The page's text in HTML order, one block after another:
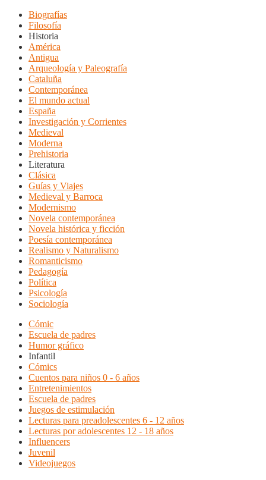
Biografías
Filosofía
Historia
América
Antigua
Arqueología y Paleografía
Cataluña
Contemporánea
El mundo actual
España
Investigación y Corrientes
Medieval
Moderna
Prehistoria
Literatura
Clásica
Guías y Viajes
Medieval y Barroca
Modernismo
Novela contemporánea
Novela histórica y ficción
Poesía contemporánea
Realismo y Naturalismo
Romanticismo
Pedagogía
Política
Psicología
Sociología
Cómic
Escuela de padres
Humor gráfico
Infantil
Cómics
Cuentos para niños 0 - 6 años
Entretenimientos
Escuela de padres
Juegos de estimulación
Lecturas para preadolescentes 6 - 12 años
Lecturas por adolescentes 12 - 18 años
Influencers
Juvenil
Videojuegos